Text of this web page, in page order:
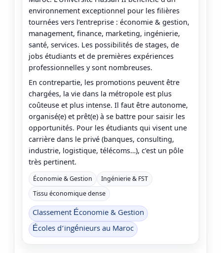
environnement exceptionnel pour les filières
tournées vers l’entreprise : économie & gestion,
management, finance, marketing, ingénierie,
santé, services. Les possibilités de stages, de
jobs étudiants et de premières expériences
professionnelles y sont nombreuses.
En contrepartie, les promotions peuvent être
chargées, la vie dans la métropole est plus
coûteuse et plus intense. Il faut être autonome,
organisé(e) et prêt(e) à se battre pour saisir les
opportunités. Pour les étudiants qui visent une
carrière dans le privé (banques, consulting,
industrie, logistique, télécoms…), c’est un pôle
très pertinent.
Économie & Gestion
Ingénierie & FST
Tissu économique dense
Classement Économie & Gestion
Écoles d’ingénieurs au Maroc